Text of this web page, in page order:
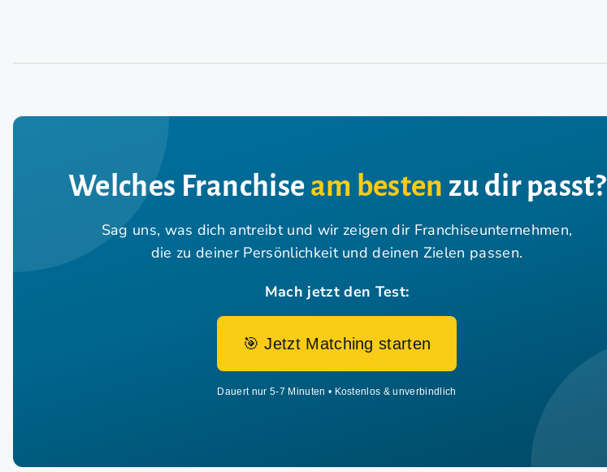
Welches Franchise am besten zu dir passt?
Sag uns, was dich antreibt und wir zeigen dir Franchiseunternehmen,
die zu deiner Persönlichkeit und deinen Zielen passen.
Mach jetzt den Test:
🎯 Jetzt Matching starten
Dauert nur 5-7 Minuten • Kostenlos & unverbindlich